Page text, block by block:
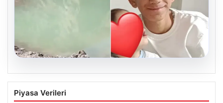
06.08.2026
12 yaşındaki çocuk hafriyat alınan
gölette boğuldu
Piyasa Verileri